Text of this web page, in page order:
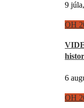
9
OH
6
OH